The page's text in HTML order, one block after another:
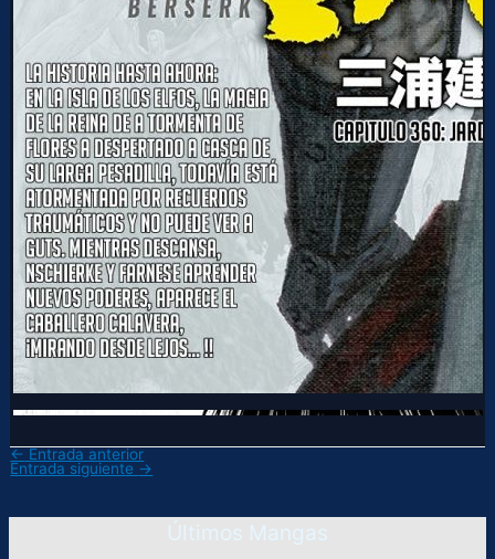
← Entrada anterior
Entrada siguiente →
Últimos Mangas